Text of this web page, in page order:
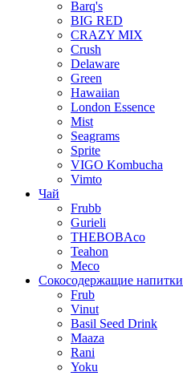
Barq's
BIG RED
CRAZY MIX
Crush
Delaware
Green
Hawaiian
London Essence
Mist
Seagrams
Sprite
VIGO Kombucha
Vimto
Чай
Frubb
Gurieli
THEBOBAco
Teahon
Meco
Сокосодержащие напитки
Frub
Vinut
Basil Seed Drink
Maaza
Rani
Yoku